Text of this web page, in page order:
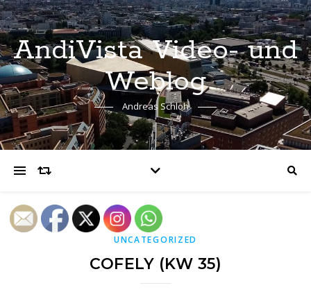
AndiVista Video- und
Weblog
Andreas Schloh
UNCATEGORIZED
COFELY (KW 35)